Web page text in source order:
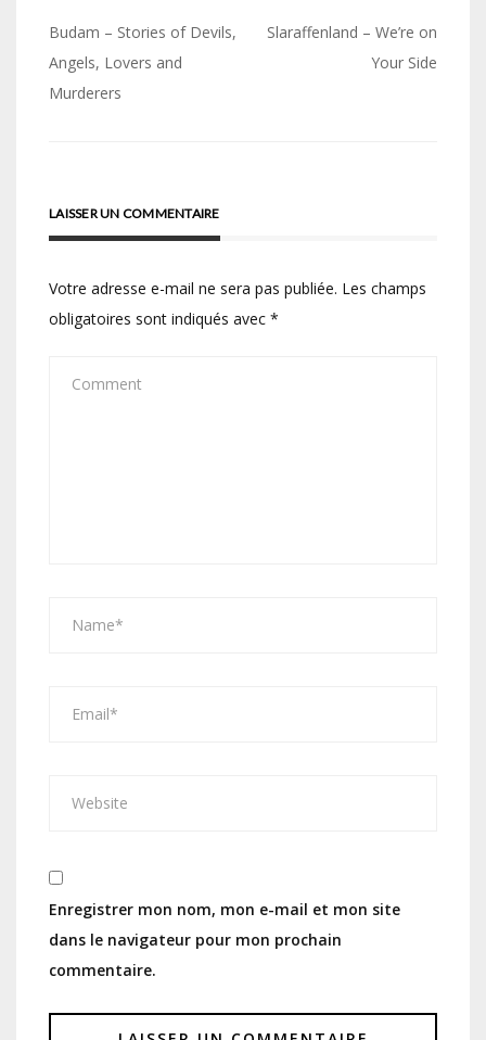
Navigation
de
l’article
Budam – Stories of Devils,
Angels, Lovers and
Murderers
Slaraffenland – We’re on
Your Side
LAISSER UN COMMENTAIRE
Votre adresse e-mail ne sera pas publiée. Les champs
obligatoires sont indiqués avec *
Enregistrer mon nom, mon e-mail et mon site
dans le navigateur pour mon prochain
commentaire.